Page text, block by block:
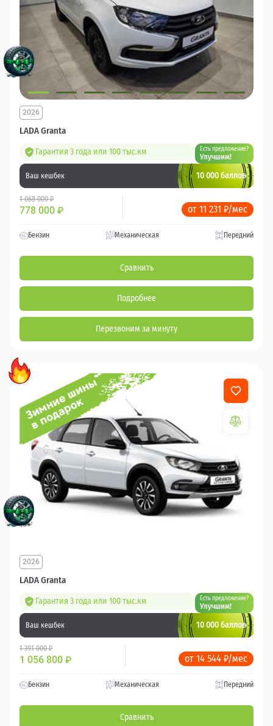
LADA Granta
2026
Гарантия 3 года или 100 тыс.км Есть предложение?
Улучшим!
Ваш кешбек 10 000 баллов
1 068 000 ₽
778 000 ₽ от 11 231 ₽/мес
Бензин Механическая Передний
Сравнить
Подробнее
Перезвоним за минуту
LADA Granta
2026
Гарантия 3 года или 100 тыс.км Есть предложение?
Улучшим!
Ваш кешбек 10 000 баллов
1 391 000 ₽
1 056 800 ₽ от 14 544 ₽/мес
Бензин Механическая Передний
Сравнить